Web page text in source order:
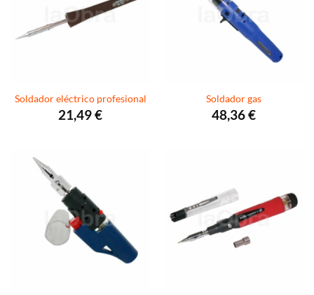
Soldador eléctrico profesional
21,49€
Soldador gas
48,36€